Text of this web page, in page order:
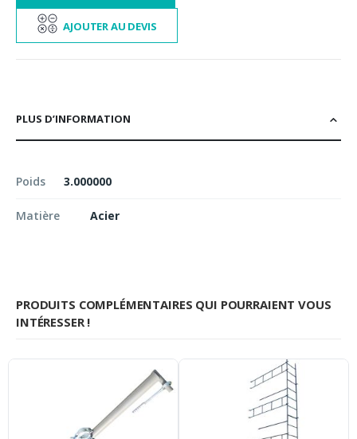
AJOUTER AU DEVIS
PLUS D’INFORMATION
Poids 3.000000
Matière Acier
PRODUITS COMPLÉMENTAIRES QUI POURRAIENT VOUS
INTÉRESSER !